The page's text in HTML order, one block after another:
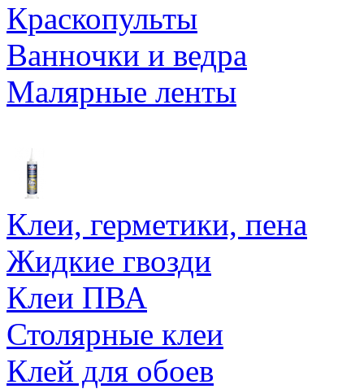
Краскопульты
Ванночки и ведра
Малярные ленты
Клеи, герметики, пена
Жидкие гвозди
Клеи ПВА
Столярные клеи
Клей для обоев